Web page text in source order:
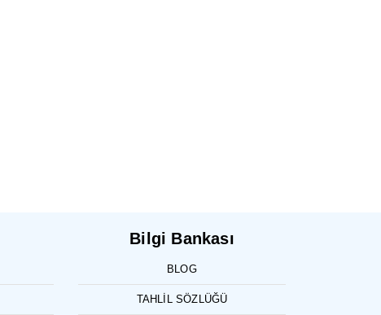
Bilgi Bankası
BLOG
TAHLIL SÖZLÜĞÜ